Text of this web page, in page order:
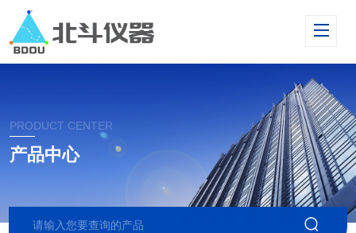
PRODUCT CENTER
产品中心